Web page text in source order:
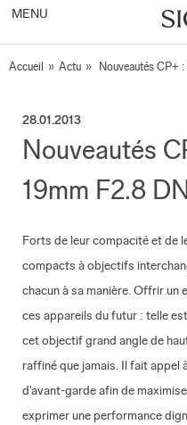
MENU
Accueil » Actu » Nouveautés CP+
28.01.2013
Nouveautés
19mm F2.8
Forts de leur compacité et de
compacts à objectifs
chacun à sa manière. Offrir un
ces appareils du futur : telle
cet objectif grand angle de
raffiné que jamais. Il fait
d'avant-garde afin de
exprimer une performance